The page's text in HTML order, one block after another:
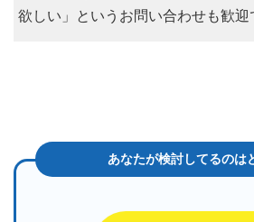
欲しい」というお問い合わせも歓迎